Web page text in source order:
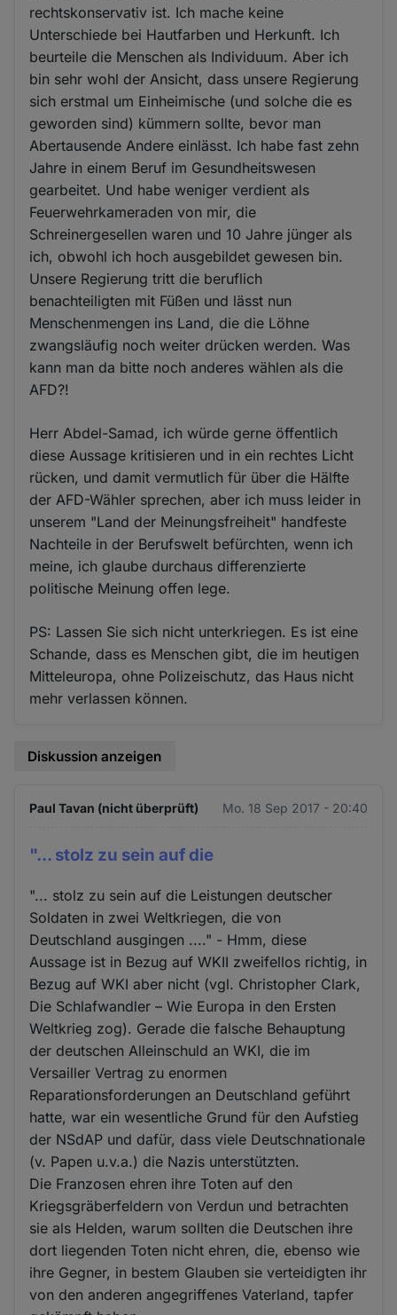
rechtskonservativ ist. Ich mache keine
Unterschiede bei Hautfarben und Herkunft. Ich
beurteile die Menschen als Individuum. Aber ich
bin sehr wohl der Ansicht, dass unsere Regierung
sich erstmal um Einheimische (und solche die es
geworden sind) kümmern sollte, bevor man
Abertausende Andere einlässt. Ich habe fast zehn
Jahre in einem Beruf im Gesundheitswesen
gearbeitet. Und habe weniger verdient als
Feuerwehrkameraden von mir, die
Schreinergesellen waren und 10 Jahre jünger als
ich, obwohl ich hoch ausgebildet gewesen bin.
Unsere Regierung tritt die beruflich
benachteiligten mit Füßen und lässt nun
Menschenmengen ins Land, die die Löhne
zwangsläufig noch weiter drücken werden. Was
kann man da bitte noch anderes wählen als die
AFD?!
Herr Abdel-Samad, ich würde gerne öffentlich
diese Aussage kritisieren und in ein rechtes Licht
rücken, und damit vermutlich für über die Hälfte
der AFD-Wähler sprechen, aber ich muss leider in
unserem "Land der Meinungsfreiheit" handfeste
Nachteile in der Berufswelt befürchten, wenn ich
meine, ich glaube durchaus differenzierte
politische Meinung offen lege.
PS: Lassen Sie sich nicht unterkriegen. Es ist eine
Schande, dass es Menschen gibt, die im heutigen
Mitteleuropa, ohne Polizeischutz, das Haus nicht
mehr verlassen können.
Diskussion anzeigen
Paul Tavan (nicht überprüft) Mo. 18 Sep 2017 - 20:40
"... stolz zu sein auf die
"... stolz zu sein auf die Leistungen deutscher
Soldaten in zwei Weltkriegen, die von
Deutschland ausgingen ...." - Hmm, diese
Aussage ist in Bezug auf WKII zweifellos richtig, in
Bezug auf WKI aber nicht (vgl. Christopher Clark,
Die Schlafwandler – Wie Europa in den Ersten
Weltkrieg zog). Gerade die falsche Behauptung
der deutschen Alleinschuld an WKI, die im
Versailler Vertrag zu enormen
Reparationsforderungen an Deutschland geführt
hatte, war ein wesentliche Grund für den Aufstieg
der NSdAP und dafür, dass viele Deutschnationale
(v. Papen u.v.a.) die Nazis unterstützten.
Die Franzosen ehren ihre Toten auf den
Kriegsgräberfeldern von Verdun und betrachten
sie als Helden, warum sollten die Deutschen ihre
dort liegenden Toten nicht ehren, die, ebenso wie
ihre Gegner, in bestem Glauben sie verteidigten ihr
von den anderen angegriffenes Vaterland, tapfer